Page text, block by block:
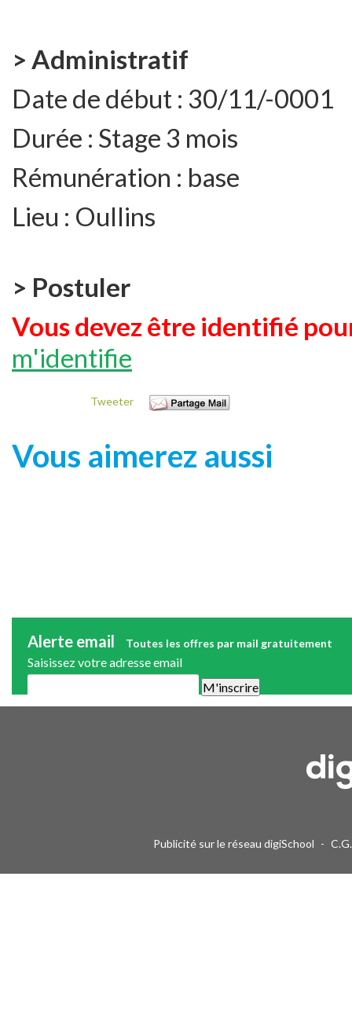
> Administratif
Date de début : 30/11/-0001
Durée : Stage 3 mois
Rémunération : base
Lieu : Oullins
> Postuler
Vous devez être identifié
m'identifie
Tweeter
Vous aimerez aussi
Alerte email Toutes les offres par mail gratuitement
Saisissez votre adresse email
Publicité sur le réseau digiSchool -